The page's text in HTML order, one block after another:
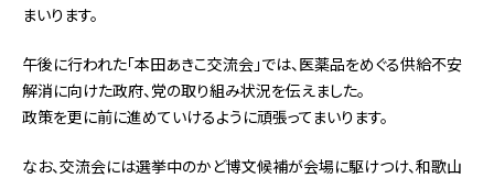
まいります。
午後に行われた「本田あきこ交流会」では、医薬品をめぐる供給不安
解消に向けた政府、党の取り組み状況を伝えました。
政策を更に前に進めていけるように頑張ってまいります。
なお、交流会には選挙中のかど博文候補が会場に駆けつけ、和歌山